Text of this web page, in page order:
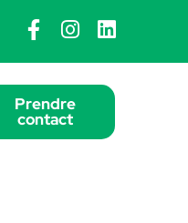
Prendre
contact